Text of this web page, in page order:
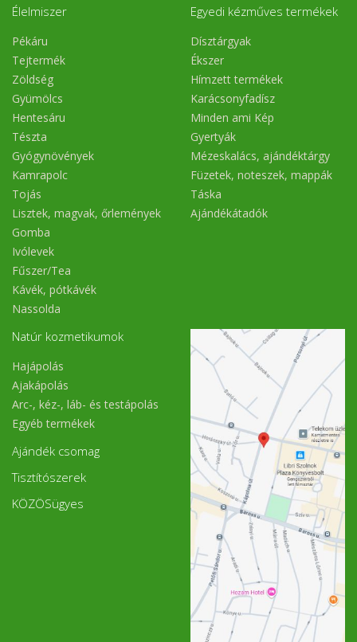
Élelmiszer
Pékáru
Tejtermék
Zöldség
Gyümölcs
Hentesáru
Tészta
Gyógynövények
Kamrapolc
Tojás
Lisztek, magvak, őrlemények
Gomba
Ivólevek
Fűszer/Tea
Kávék, pótkávék
Nassolda
Egyedi kézműves termékek
Dísztárgyak
Ékszer
Hímzett termékek
Karácsonyfadísz
Minden ami Kép
Gyertyák
Mézeskalács, ajándéktárgy
Füzetek, noteszek, mappák
Táska
Ajándékátadók
Natúr kozmetikumok
Hajápolás
Ajakápolás
Arc-, kéz-, láb- és testápolás
Egyéb termékek
Ajándék csomag
Tisztítószerek
KÖZÖSügyes